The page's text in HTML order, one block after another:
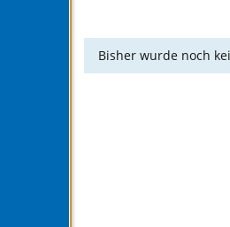
Bisher wurde noch